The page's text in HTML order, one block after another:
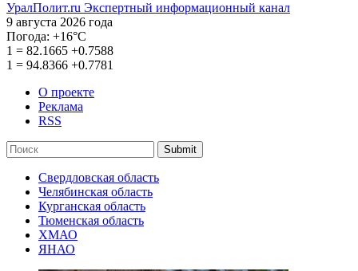
УралПолит.ru Экспертный информационный канал
9 августа 2026 года
Погода: +16°С
1 = 82.1665 +0.7588
1 = 94.8366 +0.7781
О проекте
Реклама
RSS
Submit
Свердловская область
Челябинская область
Курганская область
Тюменская область
ХМАО
ЯНАО